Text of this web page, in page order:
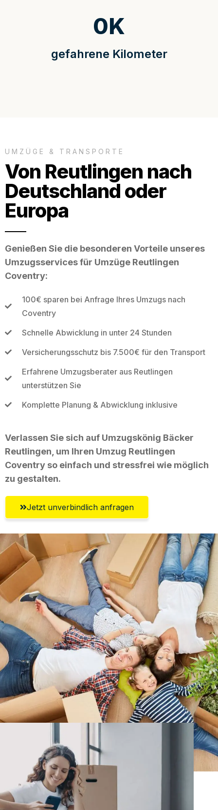
gefahrene Kilometer
0K
UMZÜGE & TRANSPORTE
Von Reutlingen nach
Deutschland oder
Europa
Genießen Sie die besonderen Vorteile unseres
Umzugsservices für Umzüge Reutlingen
Coventry:
100€ sparen bei Anfrage Ihres Umzugs nach
Coventry
Schnelle Abwicklung in unter 24 Stunden
Versicherungsschutz bis 7.500€ für den Transport
Erfahrene Umzugsberater aus Reutlingen
unterstützen Sie
Komplette Planung & Abwicklung inklusive
Verlassen Sie sich auf Umzugskönig Bäcker
Reutlingen, um Ihren Umzug Reutlingen
Coventry so einfach und stressfrei wie möglich
zu gestalten.
Jetzt unverbindlich anfragen